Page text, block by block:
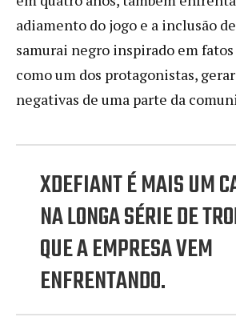
adiamento do jogo e a inclusão
samurai negro inspirado em
como um dos protagonistas,
negativas de uma parte da
XDEFIANT É MAIS UM
NA LONGA SÉRIE DE
QUE A EMPRESA VEM
ENFRENTANDO.